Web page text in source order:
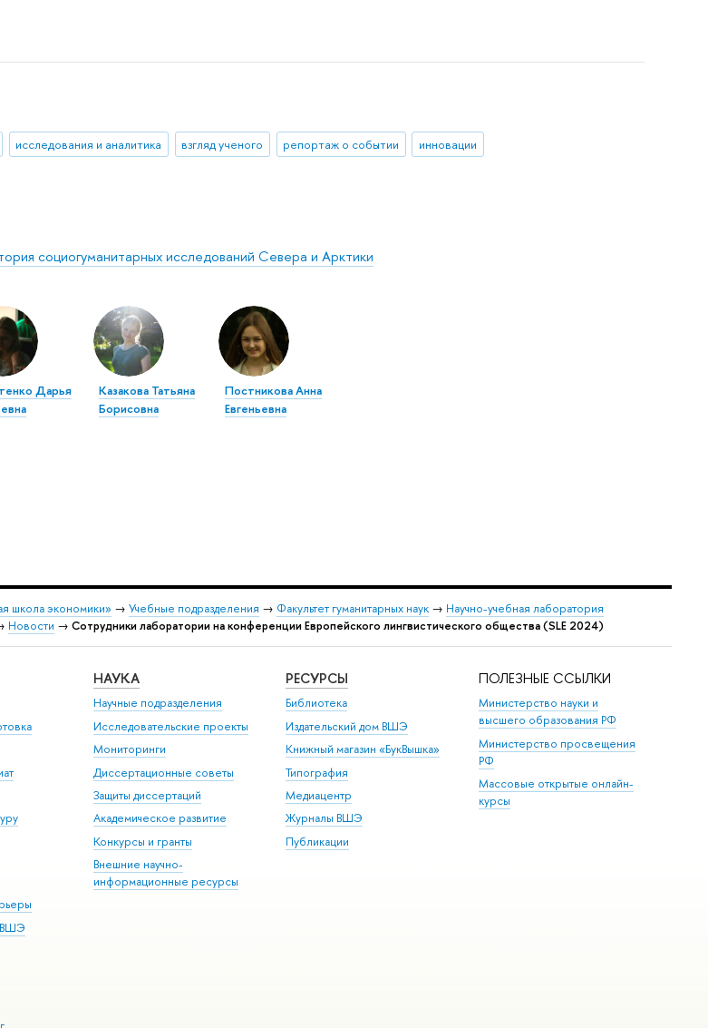
исследования и аналитика взгляд ученого репортаж о событии
инновации
социогуманитарных исследований Севера и Арктики
Дарья
Казакова Татьяна
Борисовна
Постникова Анна
Евгеньевна
школа экономики» → Учебные подразделения → Факультет гуманитарных наук → Научно-учебная лаборатория
Новости → Сотрудники лаборатории на конференции Европейского лингвистического общества (SLE 2024)
ВШЭ
НАУКА
Научные подразделения
Исследовательские проекты
Мониторинги
Диссертационные советы
Защиты диссертаций
Академическое развитие
Конкурсы и гранты
Внешние научно-
информационные ресурсы
РЕСУРСЫ
Библиотека
Издательский дом ВШЭ
Книжный магазин «БукВышка»
Типография
Медиацентр
Журналы ВШЭ
Публикации
ПОЛЕЗНЫЕ ССЫЛКИ
Министерство науки и
высшего образования РФ
Министерство просвещения
РФ
Массовые открытые онлайн-
курсы